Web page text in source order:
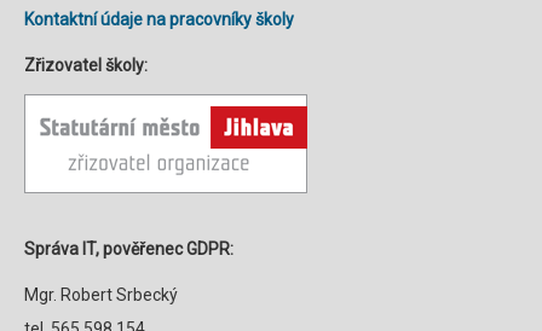
Kontaktní údaje na pracovníky školy
Zřizovatel školy:
Správa IT, pověřenec GDPR:
Mgr. Robert Srbecký